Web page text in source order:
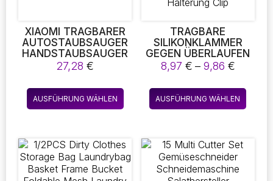
XIAOMI TRAGBARER
AUTOSTAUBSAUGER
HANDSTAUBSAUGER
INNENRAUM KLEINER
STAUBSAUGER AUTO
HAUS
DOPPELFUNKTION
KABELLOSER
ZYKLONSAUGER
27,28€
AUSFÜHRUNG WÄHLEN
Dieses
Produkt
Varianten
auf.
TRAGBARE
SILIKONKLAMMER
GEGEN ÜBERLAUFEN
VON TOPFDECKELN
ANTI-VERBRÜHUNG
KÜCHENUTENSILIEN
LÖFFELHALTER
STÜTZGESTELL
CLIP
8,97 € – 9,86 €
bis
9,86 €
AUSFÜHRUNG WÄHLEN